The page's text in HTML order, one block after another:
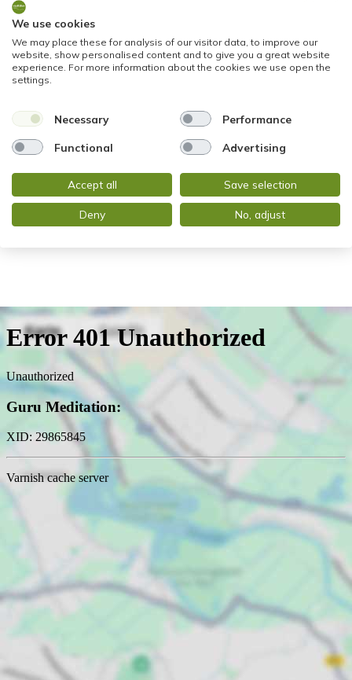
Herr Gabriel Attia
Telefon: +49 611 9742872
Telefax: +49 0611 9742896
info@stadtblick-immobilien.de
We use cookies
We may place these for analysis of our visitor data, to improve our
website, show personalised content and to give you a great website
experience. For more information about the cookies we use open the
settings.
Necessary Performance
Functional Advertising
Accept all Save selection
Deny No, adjust